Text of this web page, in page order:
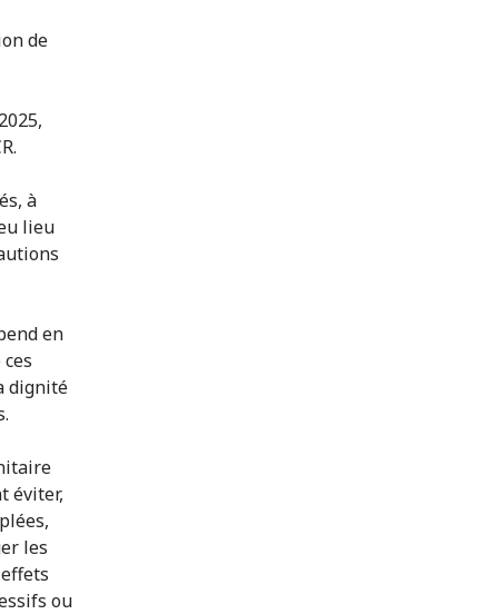
de
à
lieu
en
dignité
éviter,
les
ou